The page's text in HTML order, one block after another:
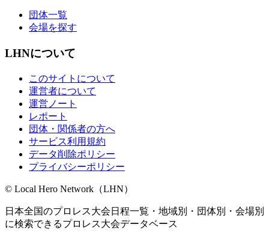
団体一覧
会場を探す
LHNについて
このサイトについて
運営者について
運営ノート
レポート
団体・関係者の方へ
サービス利用規約
データ削除ポリシー
プライバシーポリシー
© Local Hero Network（LHN）
日本全国のプロレス大会日程一覧・地域別・団体別・会場別
に検索できるプロレス大会データベース